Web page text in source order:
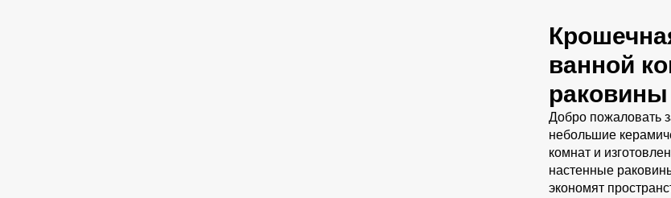
ванной
раковины
Добро пожаловать
небольшие
комнат и
настенные
экономят